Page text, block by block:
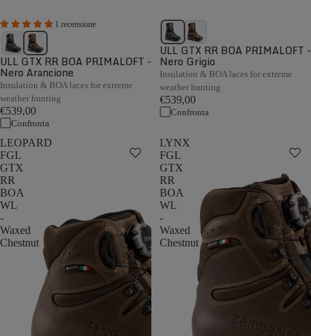
1 recensione
ULL GTX RR BOA PRIMALOFT -
Nero Arancione
Insulation & BOA laces for extreme
weather hunting
€539,00
Confronta
ULL GTX RR BOA PRIMALOFT -
Nero Grigio
Insulation & BOA laces for extreme
weather hunting
€539,00
Confronta
LEOPARD
FGL
GTX
RR
BOA
WL
-
Waxed
Chestnut
LYNX
FGL
GTX
RR
BOA
WL
-
Waxed
Chestnut